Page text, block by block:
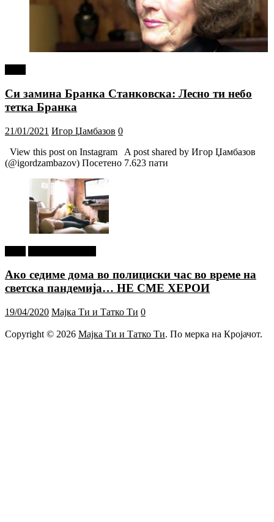
Си замина Бранка Станковска: Лесно ти небо
тетка Бранка
21/01/2021 Игор Џамбазов 0
View this post on Instagram A post shared by Игор Џамбазов
(@igordzambazov) Посетено 7.623 пати
Ако седиме дома во полициски час во време на
светска пандемија… НЕ СМЕ ХЕРОИ
19/04/2020 Мајка Ти и Татко Ти 0
Copyright © 2026 Мајка Ти и Татко Ти. По мерка на Кројачот.